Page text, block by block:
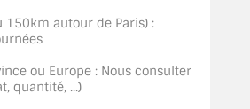
150km autour de Paris) :
ou Europe : Nous consulter
quantité, ...)